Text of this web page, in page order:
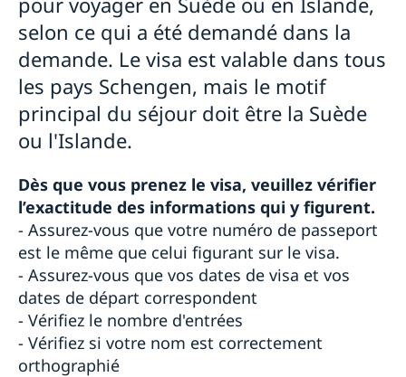
Comment faire appel lorsqu'un visa est refusé ?
Information sur des visas Schengen
Membres de la famille d'un citoyen de l'UE/EEE
Système d’entrée/sortie (EES)
Déménager en Suède
Permis de séjour au titre du regroupement familial
Permis de séjour en tant que salarié ou travailleur
Permis de séjour en tant qu'étudiant visiteur
Carte de permis de séjour
Frais de service de l'Ambassade
selon ce qui a été demandé dans la
demande. Le visa est valable dans tous
les pays Schengen, mais le motif
principal du séjour doit être la Suède
ou l'Islande.
Dès que vous prenez le visa, veuillez vérifier
l’exactitude des informations qui y figurent.
- Assurez-vous que votre numéro de passeport
est le même que celui figurant sur le visa.
- Assurez-vous que vos dates de visa et vos
dates de départ correspondent
- Vérifiez le nombre d'entrées
- Vérifiez si votre nom est correctement
orthographié